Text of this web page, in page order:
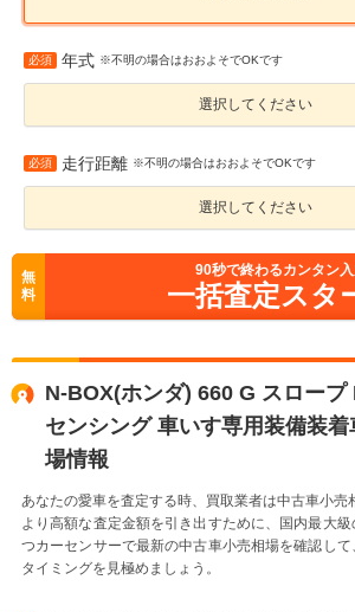
必須 年式 ※不明の場合はおおよそでOKです
選択してください
必須 走行距離 ※不明の場合はおおよそでOKです
選択してください
無
料
90秒で終わるカンタン
一括査定スタ
N-BOX(ホンダ) 660 G スロープ
センシング 車いす専用装備装着
場情報
あなたの愛車を査定する時、買取業者は中古車小売
より高額な査定金額を引き出すために、国内最大
つカーセンサーで最新の中古車小売相場を確認し
タイミングを見極めましょう。